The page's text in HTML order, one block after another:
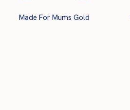
Made For Mums Gold